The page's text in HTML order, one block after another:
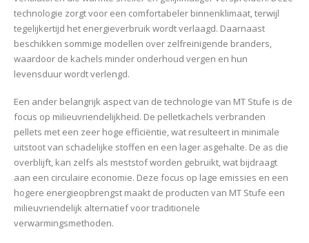
technologie zorgt voor een comfortabeler binnenklimaat, terwijl
tegelijkertijd het energieverbruik wordt verlaagd. Daarnaast
beschikken sommige modellen over zelfreinigende branders,
waardoor de kachels minder onderhoud vergen en hun
levensduur wordt verlengd.
Een ander belangrijk aspect van de technologie van MT Stufe is de
focus op milieuvriendelijkheid. De pelletkachels verbranden
pellets met een zeer hoge efficiëntie, wat resulteert in minimale
uitstoot van schadelijke stoffen en een lager asgehalte. De as die
overblijft, kan zelfs als meststof worden gebruikt, wat bijdraagt
aan een circulaire economie. Deze focus op lage emissies en een
hogere energieopbrengst maakt de producten van MT Stufe een
milieuvriendelijk alternatief voor traditionele
verwarmingsmethoden.